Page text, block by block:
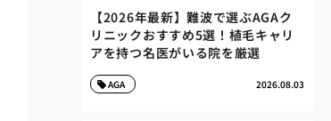
【2026年最新】難波で選ぶAGAク
リニックおすすめ5選！植毛キャリ
アを持つ名医がいる院を厳選
2026.08.03
AGA